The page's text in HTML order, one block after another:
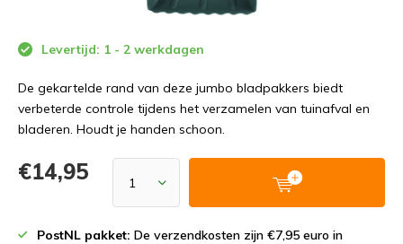
Levertijd: 1 - 2 werkdagen
De gekartelde rand van deze jumbo bladpakkers biedt
verbeterde controle tijdens het verzamelen van tuinafval en
bladeren. Houdt je handen schoon.
€14,95
PostNL pakket: De verzendkosten zijn €7,95 euro in